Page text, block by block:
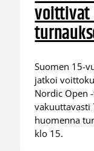
voittivat
Suomen 15-
jatkoi
Nordic Open
vakuuttavasti
huomenna
klo 15.